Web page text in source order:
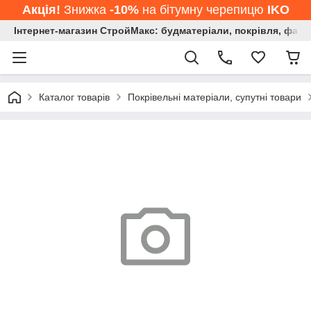
Акція! Знижка -10%на бітумну черепицю IKO
Інтернет-магазин СтройМакс: будматеріали, покрівля,
Каталог товарів Покрівельні матеріали, супутні товари